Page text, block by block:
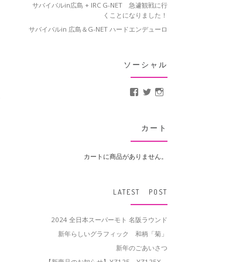
サバイバルin広島 + IRC G-NET 急遽観戦に行
くことになりました！
サバイバルin 広島＆G-NET ハードエンデューロ
ソーシャル
MotoCrusader さんのプ
@MotoCrusader さ
カート
カートに商品がありません。
LATEST POST
2024 全日本スーパーモト 名阪ラウンド
新年らしいグラフィック 和柄「菊」
新年のごあいさつ